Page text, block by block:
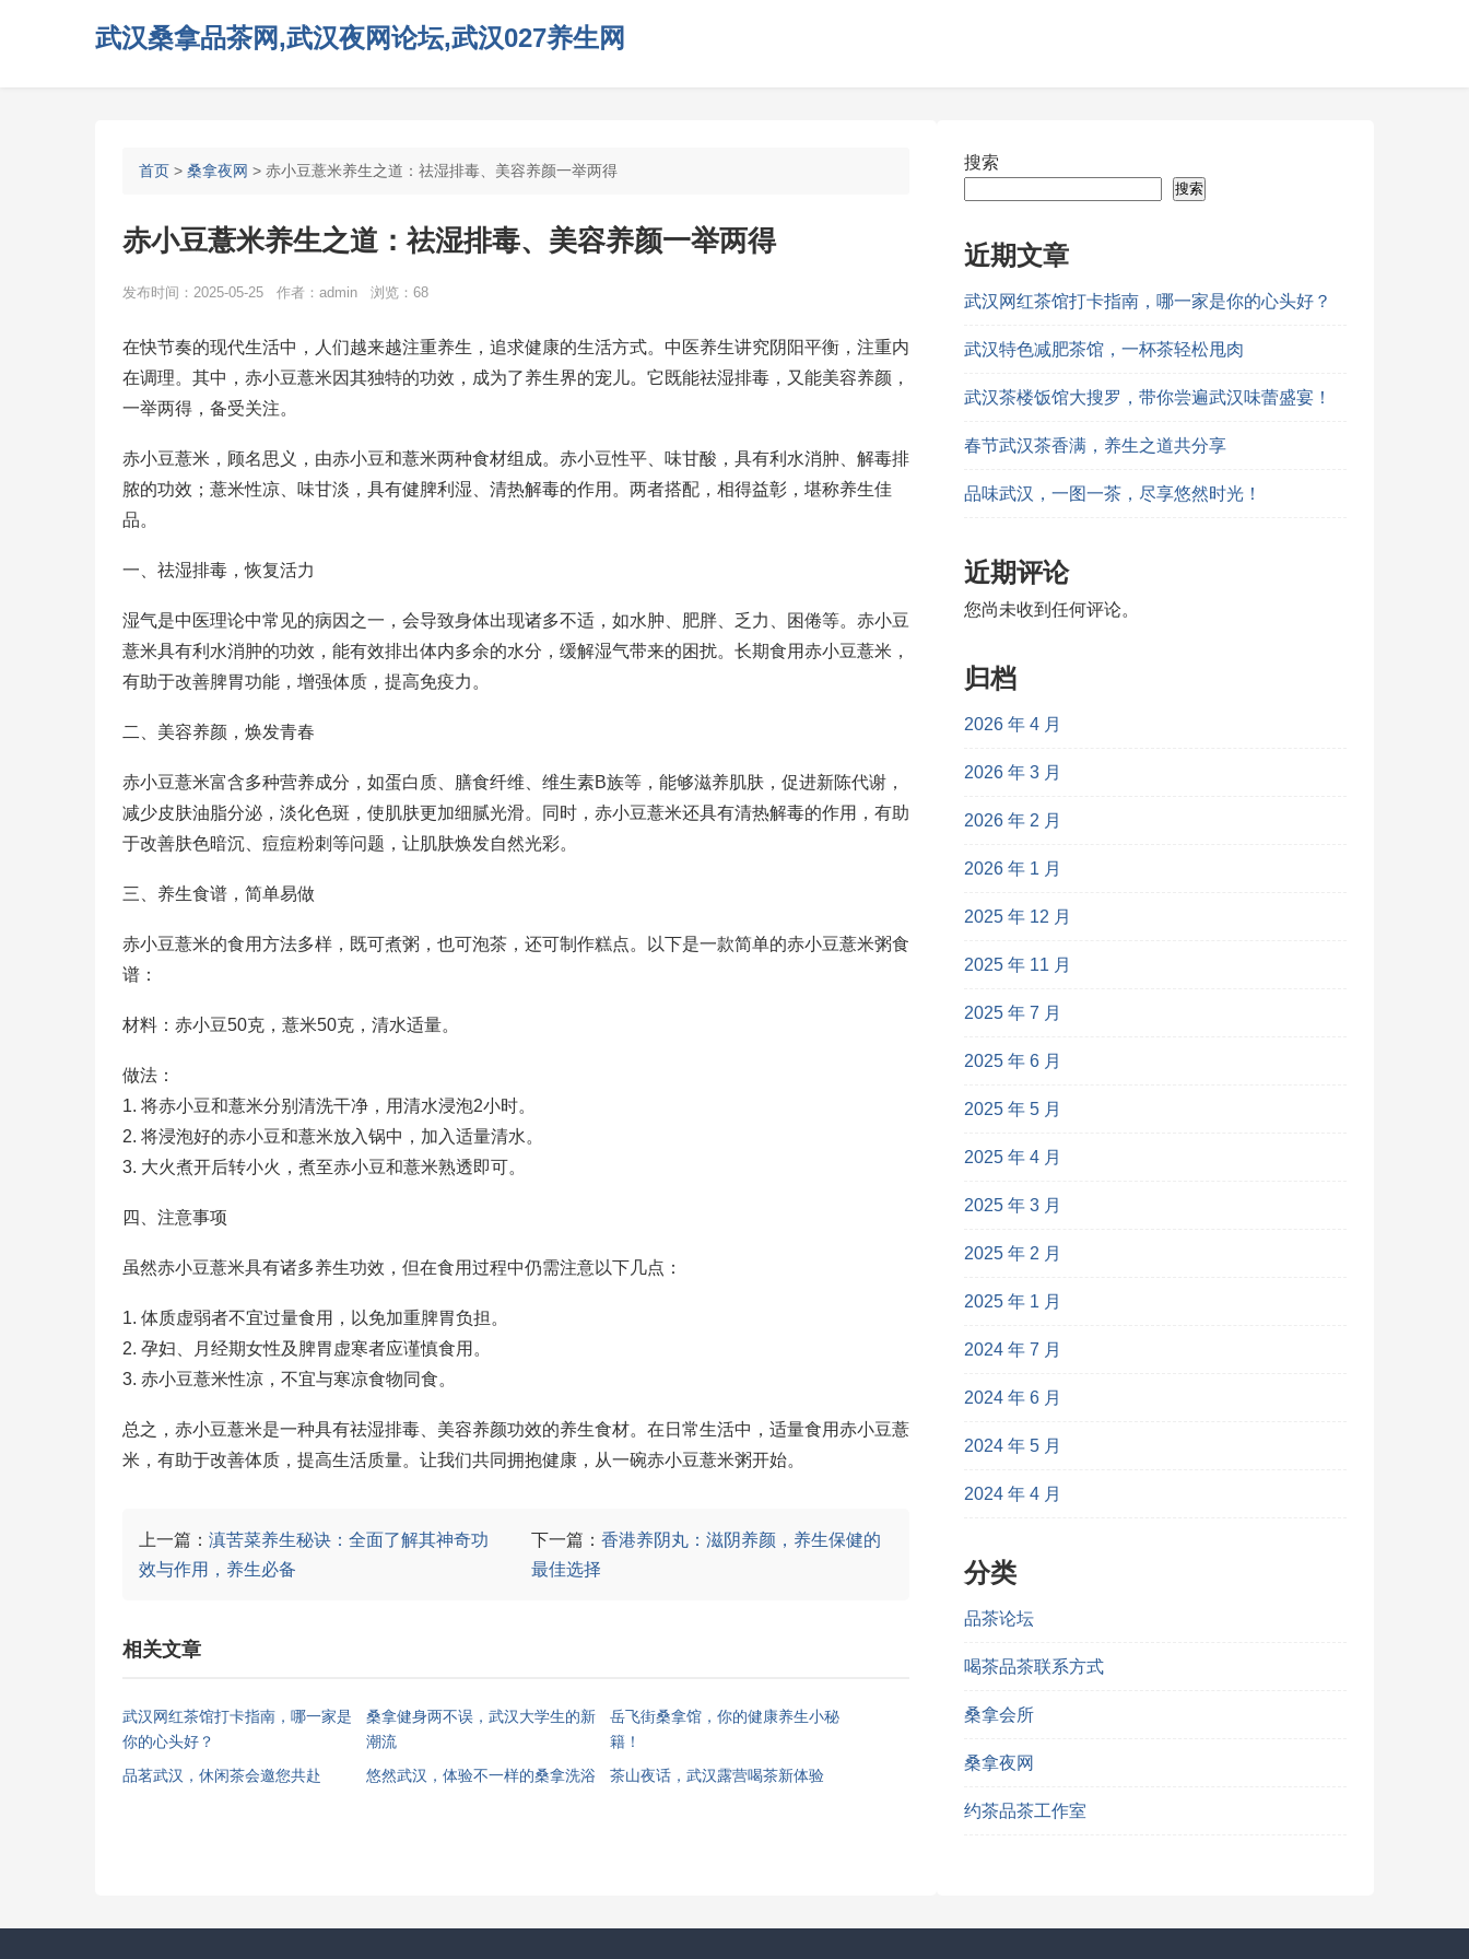
武汉桑拿品茶网,武汉夜网论坛,武汉027养生网
首页 > 桑拿夜网 > 赤小豆薏米养生之道：祛湿排毒、美容养颜一举两得
赤小豆薏米养生之道：祛湿排毒、美容养颜一举两得
发布时间：2025-05-25 作者：admin 浏览：68
在快节奏的现代生活中，人们越来越注重养生，追求健康的生活方式。中医养生讲究阴阳平衡，注重内
在调理。其中，赤小豆薏米因其独特的功效，成为了养生界的宠儿。它既能祛湿排毒，又能美容养颜，
一举两得，备受关注。
赤小豆薏米，顾名思义，由赤小豆和薏米两种食材组成。赤小豆性平、味甘酸，具有利水消肿、解毒排
脓的功效；薏米性凉、味甘淡，具有健脾利湿、清热解毒的作用。两者搭配，相得益彰，堪称养生佳
品。
一、祛湿排毒，恢复活力
湿气是中医理论中常见的病因之一，会导致身体出现诸多不适，如水肿、肥胖、乏力、困倦等。赤小豆
薏米具有利水消肿的功效，能有效排出体内多余的水分，缓解湿气带来的困扰。长期食用赤小豆薏米，
有助于改善脾胃功能，增强体质，提高免疫力。
二、美容养颜，焕发青春
赤小豆薏米富含多种营养成分，如蛋白质、膳食纤维、维生素B族等，能够滋养肌肤，促进新陈代谢，
减少皮肤油脂分泌，淡化色斑，使肌肤更加细腻光滑。同时，赤小豆薏米还具有清热解毒的作用，有助
于改善肤色暗沉、痘痘粉刺等问题，让肌肤焕发自然光彩。
三、养生食谱，简单易做
赤小豆薏米的食用方法多样，既可煮粥，也可泡茶，还可制作糕点。以下是一款简单的赤小豆薏米粥食
谱：
材料：赤小豆50克，薏米50克，清水适量。
做法：
1. 将赤小豆和薏米分别清洗干净，用清水浸泡2小时。
2. 将浸泡好的赤小豆和薏米放入锅中，加入适量清水。
3. 大火煮开后转小火，煮至赤小豆和薏米熟透即可。
四、注意事项
虽然赤小豆薏米具有诸多养生功效，但在食用过程中仍需注意以下几点：
1. 体质虚弱者不宜过量食用，以免加重脾胃负担。
2. 孕妇、月经期女性及脾胃虚寒者应谨慎食用。
3. 赤小豆薏米性凉，不宜与寒凉食物同食。
总之，赤小豆薏米是一种具有祛湿排毒、美容养颜功效的养生食材。在日常生活中，适量食用赤小豆薏
米，有助于改善体质，提高生活质量。让我们共同拥抱健康，从一碗赤小豆薏米粥开始。
上一篇： 滇苦菜养生秘诀：全面了解其神奇功
效与作用，养生必备
下一篇： 香港养阴丸：滋阴养颜，养生保健的
最佳选择
相关文章
武汉网红茶馆打卡指南，哪一家是
你的心头好？
桑拿健身两不误，武汉大学生的新
潮流
岳飞街桑拿馆，你的健康养生小秘
籍！
品茗武汉，休闲茶会邀您共赴
悠然武汉，体验不一样的桑拿洗浴 茶山夜话，武汉露营喝茶新体验
搜索
搜索
近期文章
武汉网红茶馆打卡指南，哪一家是你的心头好？
武汉特色减肥茶馆，一杯茶轻松甩肉
武汉茶楼饭馆大搜罗，带你尝遍武汉味蕾盛宴！
春节武汉茶香满，养生之道共分享
品味武汉，一图一茶，尽享悠然时光！
近期评论
您尚未收到任何评论。
归档
2026 年 4 月
2026 年 3 月
2026 年 2 月
2026 年 1 月
2025 年 12 月
2025 年 11 月
2025 年 7 月
2025 年 6 月
2025 年 5 月
2025 年 4 月
2025 年 3 月
2025 年 2 月
2025 年 1 月
2024 年 7 月
2024 年 6 月
2024 年 5 月
2024 年 4 月
分类
品茶论坛
喝茶品茶联系方式
桑拿会所
桑拿夜网
约茶品茶工作室